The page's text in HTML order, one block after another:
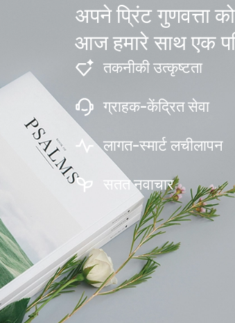
अपने प्रिंट गुणवत्ता
आज हमारे साथ एक
तकनीकी उत्कृष्टता
ग्राहक-केंद्रित सेवा
लागत-स्मार्ट लचीलापन
सतत नवाचार